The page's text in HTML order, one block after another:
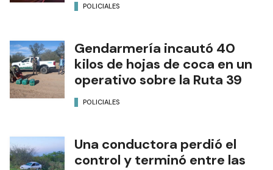
POLICIALES
Gendarmería incautó 40
kilos de hojas de coca en un
operativo sobre la Ruta 39
POLICIALES
Una conductora perdió el
control y terminó entre las